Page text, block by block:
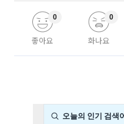
좋아요
0
화나요
0